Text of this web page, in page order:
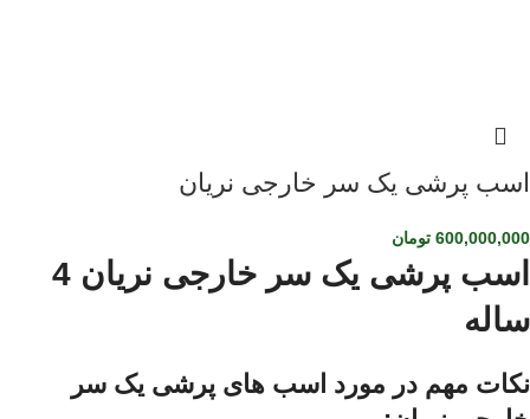
اسب پرشی یک سر خارجی نریان
600,000,000 تومان
اسب پرشی یک سر خارجی نریان 4
ساله
نکات مهم در مورد اسب های پرشی یک سر